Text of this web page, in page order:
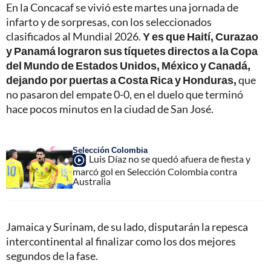
En la Concacaf se vivió este martes una jornada de
infarto y de sorpresas, con los seleccionados
clasificados al Mundial 2026.Y es que Haití, Curazao
y Panamá lograron sus tíquetes directos a la Copa
del Mundo de Estados Unidos, México y Canadá,
dejando por puertas a Costa Rica y Honduras,que
no pasaron del empate 0-0, en el duelo que terminó
hace pocos minutos en la ciudad de San José.
Selección Colombia
Luis Díaz no se quedó afuera de fiesta y
marcó gol en Selección Colombia contra
Australia
Jamaica y Surinam, de su lado, disputarán la repesca
intercontinental al finalizar como los dos mejores
segundos de la fase.